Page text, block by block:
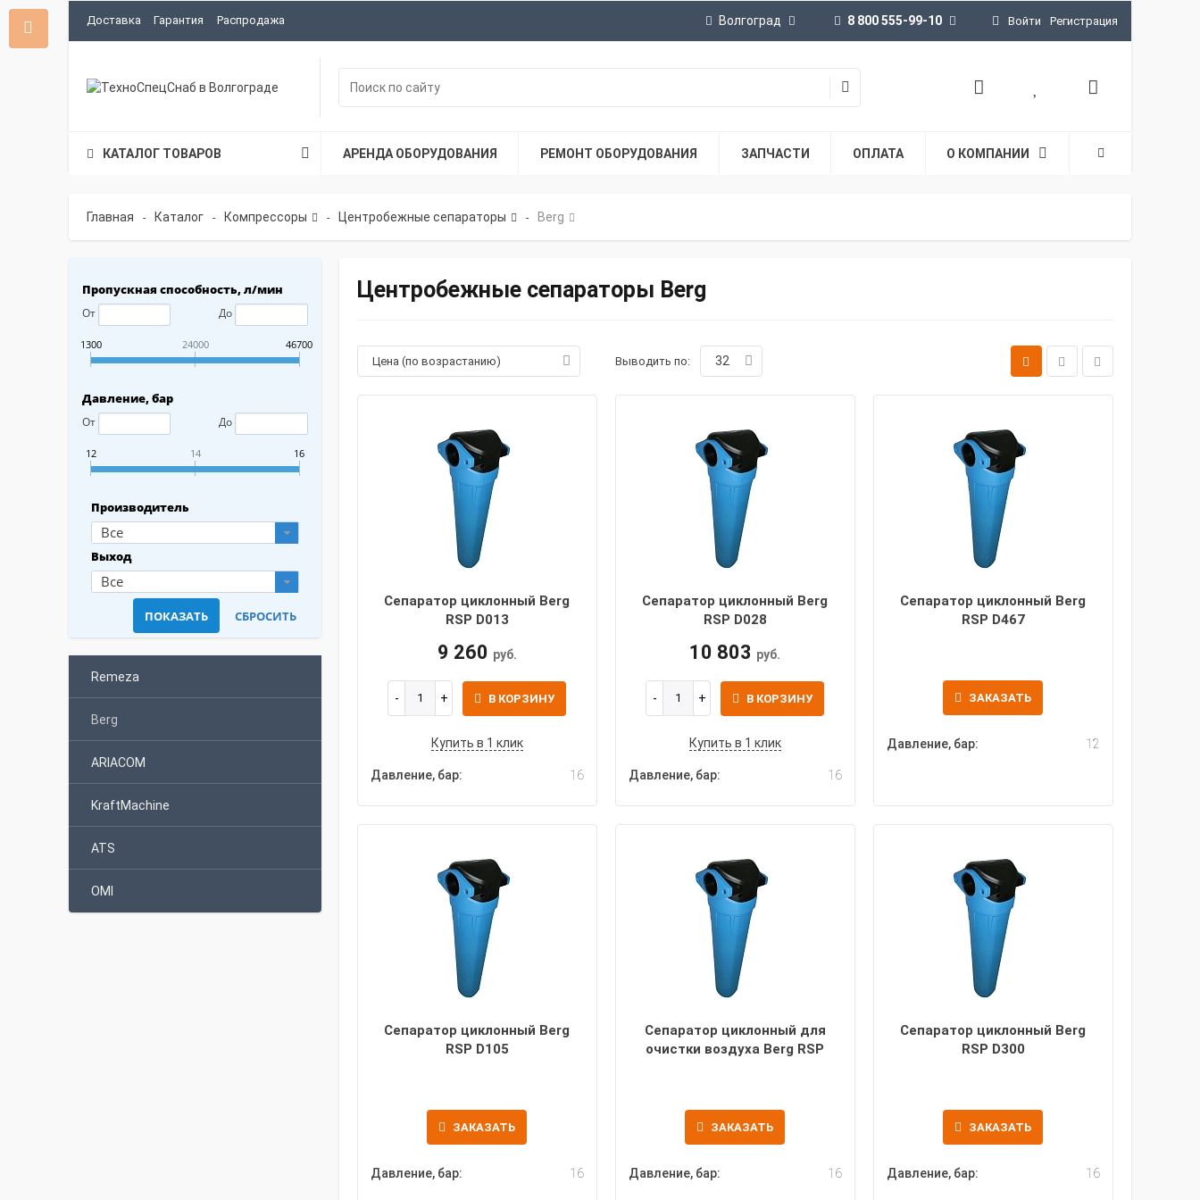
Доставка Гарантия Распродажа Волгоград 8 800 555-99-10 Войти Регистрация
КАТАЛОГ ТОВАРОВ АРЕНДА ОБОРУДОВАНИЯ РЕМОНТ ОБОРУДОВАНИЯ ЗАПЧАСТИ ОПЛАТА О КОМПАНИИ
Главная - Каталог - Компрессоры - Центробежные сепараторы - Berg
Пропускная способность, л/мин
От До
1300 24000 46700
Давление, бар
От До
12 14 16
Производитель
Все
Выход
Все
Remeza
Berg
ARIACOM
KraftMachine
ATS
OMI
Центробежные сепараторы Berg
Цена (по возрастанию) Выводить по: 32
Сепаратор циклонный Berg
RSP D013
9 260 руб.
В КОРЗИНУ
Купить в 1 клик
Давление, бар: 16
Сепаратор циклонный Berg
RSP D028
10 803 руб.
В КОРЗИНУ
Купить в 1 клик
Давление, бар: 16
Сепаратор циклонный Berg
RSP D467
ЗАКАЗАТЬ
Давление, бар: 12
Сепаратор циклонный Berg
RSP D105
ЗАКАЗАТЬ
Давление, бар: 16
Сепаратор циклонный для
очистки воздуха Berg RSP
ЗАКАЗАТЬ
Давление, бар: 16
Сепаратор циклонный Berg
RSP D300
ЗАКАЗАТЬ
Давление, бар: 16